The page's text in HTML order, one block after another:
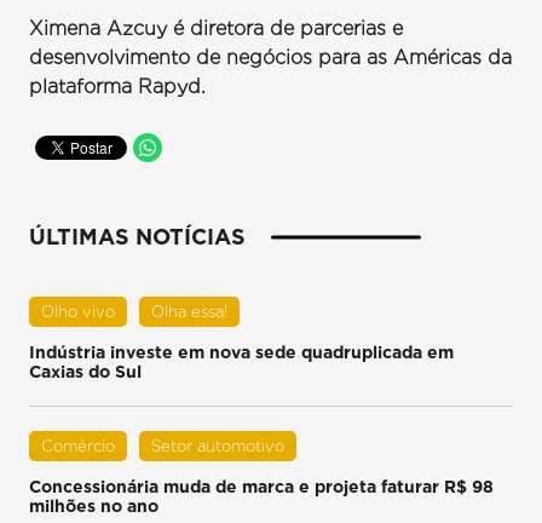
Ximena Azcuy é diretora de parcerias e
desenvolvimento de negócios para as Américas da
plataforma Rapyd.
ÚLTIMAS NOTÍCIAS
Olho vivo Olha essa!
Indústria investe em nova sede quadruplicada em
Caxias do Sul
Comércio Setor automotivo
Concessionária muda de marca e projeta faturar R$ 98
milhões no ano